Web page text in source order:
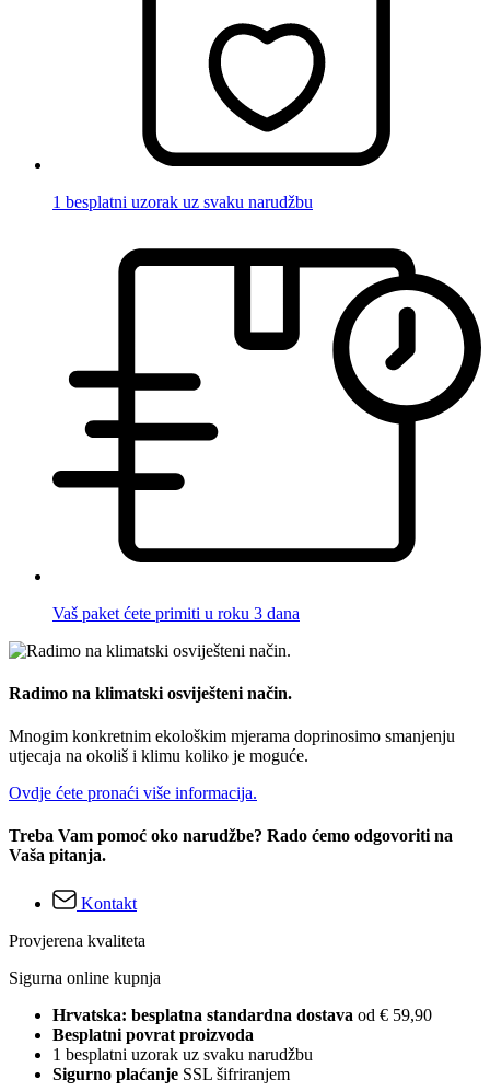
1 besplatni uzorak uz svaku narudžbu
Vaš paket ćete primiti u roku 3 dana
Radimo na klimatski osviješteni način.
Mnogim konkretnim ekološkim mjerama doprinosimo smanjenju
utjecaja na okoliš i klimu koliko je moguće.
Ovdje ćete pronaći više informacija.
Treba Vam pomoć oko narudžbe? Rado ćemo odgovoriti na
Vaša pitanja.
Kontakt
Provjerena kvaliteta
Sigurna online kupnja
Hrvatska: besplatna standardna dostava od € 59,90
Besplatni povrat proizvoda
1 besplatni uzorak uz svaku narudžbu
Sigurno plaćanje SSL šifriranjem